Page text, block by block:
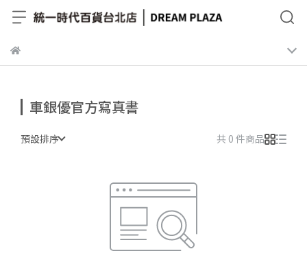
車銀優官方寫真書
預設排序 共 0 件商品